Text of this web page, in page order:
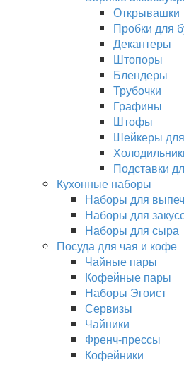
Открывашки
Пробки для
Декантеры
Штопоры
Блендеры
Трубочки
Графины
Штофы
Шейкеры
Подставки
Кухонные наборы
Наборы для
Наборы для
Наборы для сыра
Посуда для чая и кофе
Чайные пары
Кофейные пары
Наборы Эгоист
Сервизы
Чайники
Френч-прессы
Кофейники